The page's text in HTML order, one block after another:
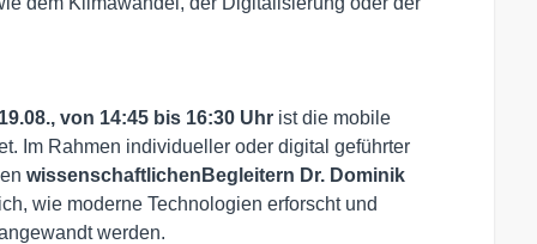
von 14:45 bis 16:30 Uhr ist die mobile
Im Rahmen individueller oder digital geführter
wissenschaftlichen Begleitern Dr. Dominik
wie moderne Technologien erforscht und
werden.